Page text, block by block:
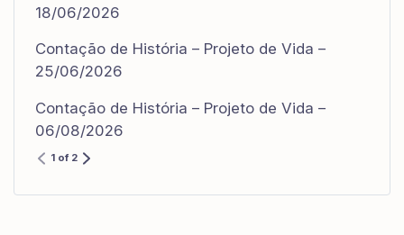
18/06/2026
Contação de História – Projeto de Vida –
25/06/2026
Contação de História – Projeto de Vida –
06/08/2026
1 of 2